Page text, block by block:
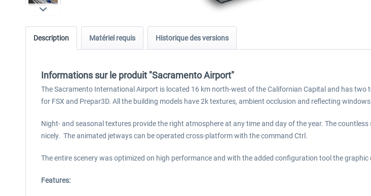
Description Matériel requis Historique des versions
Informations sur le produit "Sacramento Airport"
The Sacramento International Airport is located 16 km north-west of the Californian Capital and has
for FSX and Prepar3D. All the building models have 2k textures, ambient occlusion and reflecting windows.
Night- and seasonal textures provide the right atmosphere at any time and day of the year. The
nicely. The animated jetways can be operated cross-platform with the command Ctrl.
The entire scenery was optimized on high performance and with the added configuration tool the
Features: